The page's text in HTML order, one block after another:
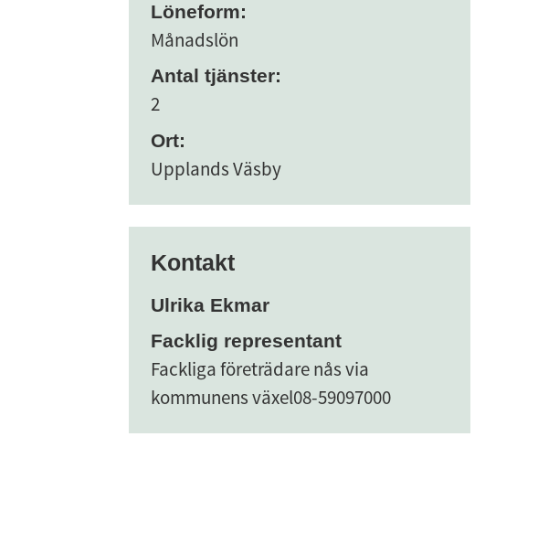
Löneform:
Månadslön
Antal tjänster:
2
Ort:
Upplands Väsby
Kontakt
Ulrika Ekmar
Facklig representant
Fackliga företrädare nås via
kommunens växel08-59097000